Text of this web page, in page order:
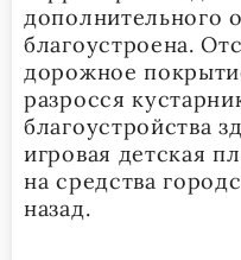
дополнительного
благоустроена.
дорожное
разросся
благоустройства
игровая детская
на средства
назад.